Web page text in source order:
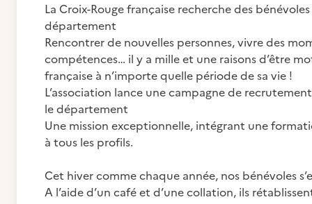
La Croix-Rouge française recherche des
département
Rencontrer de nouvelles personnes, vivre des
compétences… il y a mille et une raisons d’être
française à n’importe quelle période de sa vie !
L’association lance une campagne de
le département
Une mission exceptionnelle, intégrant une
à tous les profils.
Cet hiver comme chaque année, nos bénévoles
A l’aide d’un café et d’une collation, ils